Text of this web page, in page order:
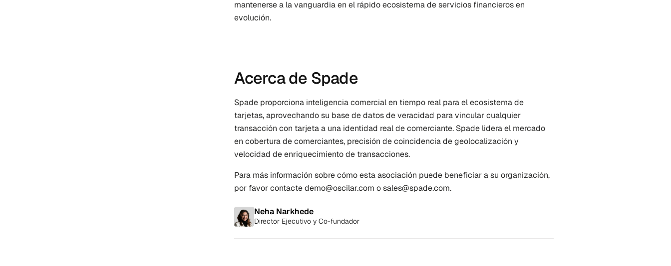
mantenerse a la vanguardia en el rápido ecosistema de servicios financieros en
evolución.
Acerca de Spade
Spade proporciona inteligencia comercial en tiempo real para el ecosistema de
tarjetas, aprovechando su base de datos de veracidad para vincular cualquier
transacción con tarjeta a una identidad real de comerciante. Spade lidera el mercado
en cobertura de comerciantes, precisión de coincidencia de geolocalización y
velocidad de enriquecimiento de transacciones.
Para más información sobre cómo esta asociación puede beneficiar a su organización,
por favor contacte demo@oscilar.com o sales@spade.com.
Neha Narkhede
Director Ejecutivo y Co-fundador